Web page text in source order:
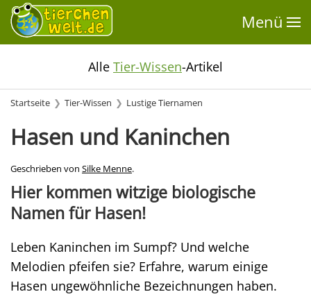
Menü
Alle Tier-Wissen-Artikel
Startseite Tier-Wissen Lustige Tiernamen
Hasen und Kaninchen
Geschrieben von Silke Menne.
Hier kommen witzige biologische
Namen für Hasen!
Leben Kaninchen im Sumpf? Und welche
Melodien pfeifen sie? Erfahre, warum einige
Hasen ungewöhnliche Bezeichnungen haben.